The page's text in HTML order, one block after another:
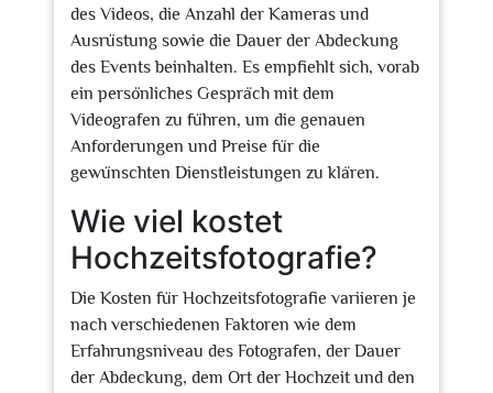
des Videos, die Anzahl der Kameras und
Ausrüstung sowie die Dauer der Abdeckung
des Events beinhalten. Es empfiehlt sich, vorab
ein persönliches Gespräch mit dem
Videografen zu führen, um die genauen
Anforderungen und Preise für die
gewünschten Dienstleistungen zu klären.
Wie viel kostet
Hochzeitsfotografie?
Die Kosten für Hochzeitsfotografie variieren je
nach verschiedenen Faktoren wie dem
Erfahrungsniveau des Fotografen, der Dauer
der Abdeckung, dem Ort der Hochzeit und den